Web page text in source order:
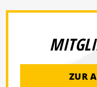
ZUR